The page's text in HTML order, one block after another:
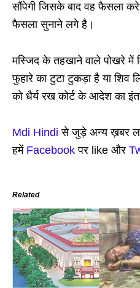
सौंपेगी जिसके बाद वह फैसला
फैसला सुनाने लगे है।
मस्जिद के तहखाने वाले पोखरे में
फुहारे का टुटा टुकड़ा है या शिव
को धैर्य रख कोर्ट के आदेश का
Mdi Hindi से जुड़े अन्य ख़बर
हमें Facebook पर like और
Related